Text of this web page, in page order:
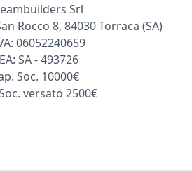
Srl
Rocco 8, 84030 Torraca (SA)
06052240659
SA - 493726
Soc. 10000€
versato 2500€